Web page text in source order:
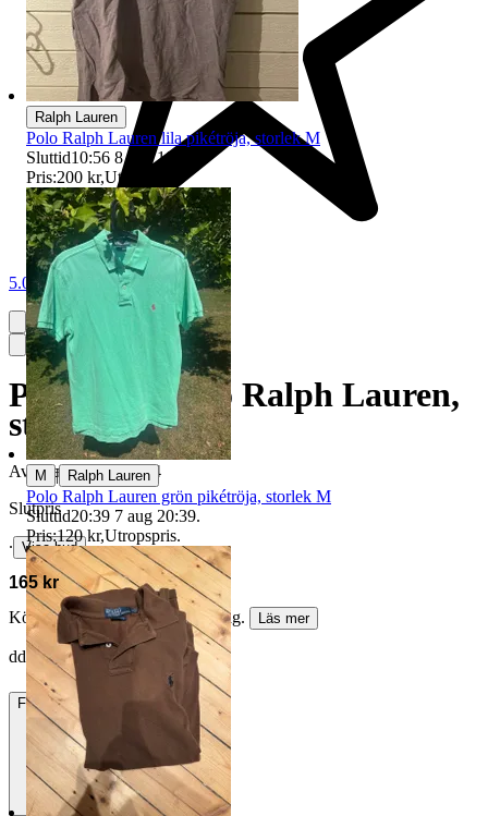
5.0
Pikétröja, Polo Ralph Lauren,
stl. M
Avslutad 14 jun 21:14
Slutpris
∙ Visa bud
165 kr
Köparskydd är valfritt hos företag.
Läs mer
ddrottningen vann auktionen
Frakt84 kr DSV
Ralph Lauren
Polo Ralph Lauren lila pikétröja, storlek M
Sluttid10:56 8 aug 10:56
Pris:200 kr,Utropspris
M | Ralph Lauren
Polo Ralph Lauren grön pikétröja, storlek M
Sluttid20:39 7 aug 20:39.
Pris:120 kr,Utropspris.